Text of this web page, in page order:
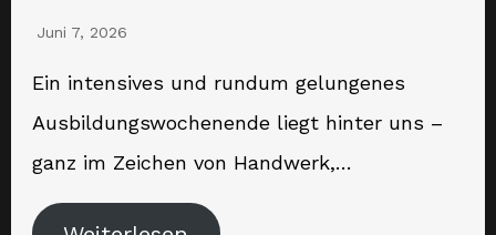
Juni 7, 2026
Ein intensives und rundum gelungenes
Ausbildungswochenende liegt hinter uns –
ganz im Zeichen von Handwerk,…